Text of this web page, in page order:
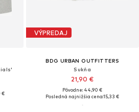
€
VÝPREDAJ
BDG URBAN OUTFITTERS
Sukňa
21,90 €
Pôvodne: 44,90 €
Posledná najnižšia cena:15,33 €